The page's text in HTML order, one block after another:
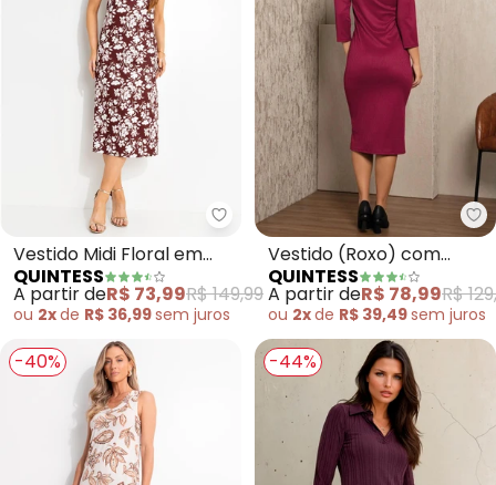
Quintess - Vestido Midi Floral
Vestido Midi Floral em
Malha Fria com Alças de
Amarração
QUINTESS
A partir deR$ 73,99R$ 149,99
ou 2xde R$ 36,99sem juros
Vestido (Roxo) com
Botões
QUINTESS
A partir deR$ 78,99R$
ou 2xde R$ 39,49sem juros
-40% -44%